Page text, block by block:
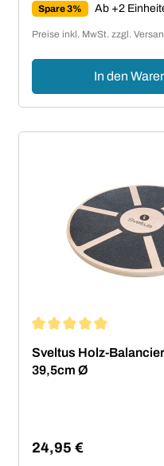
Spare 3% Ab +2
Preise inkl. MwSt. zzgl.
In den
Sveltus Holz-
39,5cm Ø
Regulärer Preis:
24,95 €